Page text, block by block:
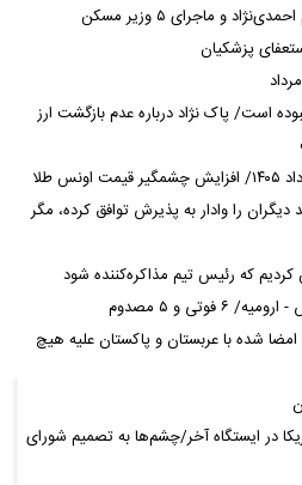
و ماجرای ۵ وزیر مسکن
پزشکیان
است/ پاک نژاد درباره عدم بازگشت ارز
را وادار به پذیرش توافق کرده، مگر
که رئیس تیم مذاکره‌کننده شود
و ۵ مصدوم
امضا شده با عربستان و پاکستان علیه هیچ
در ایستگاه آخر/چشم‌ها به تصمیم شورای